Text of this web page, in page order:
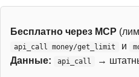
Бесплатно через MCP
api_call money/get_limit и
Данные:
api_call →